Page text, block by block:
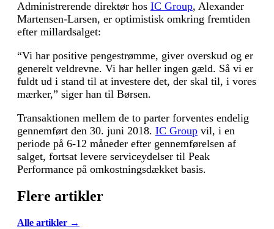
Administrerende direktør hos IC Group, Alexander
Martensen-Larsen, er optimistisk omkring fremtiden
efter millardsalget:
“Vi har positive pengestrømme, giver overskud og er
generelt veldrevne. Vi har heller ingen gæld. Så vi er
fuldt ud i stand til at investere det, der skal til, i vores
mærker,” siger han til Børsen.
Transaktionen mellem de to parter forventes endelig
gennemført den 30. juni 2018. IC Group vil, i en
periode på 6-12 måneder efter gennemførelsen af
salget, fortsat levere serviceydelser til Peak
Performance på omkostningsdækket basis.
Flere artikler
Alle artikler →